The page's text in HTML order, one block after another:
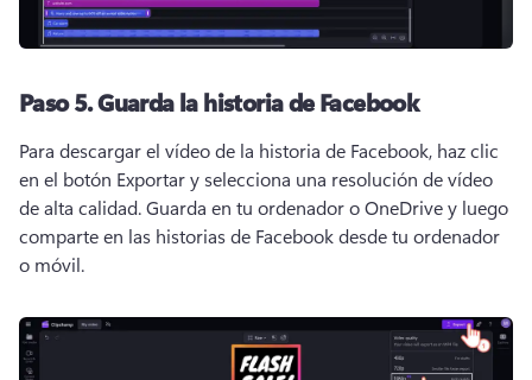
Paso 5. Guarda la historia de Facebook
Para descargar el vídeo de la historia de Facebook, haz clic
en el botón Exportar y selecciona una resolución de vídeo
de alta calidad. Guarda en tu ordenador o OneDrive y luego
comparte en las historias de Facebook desde tu ordenador
o móvil.